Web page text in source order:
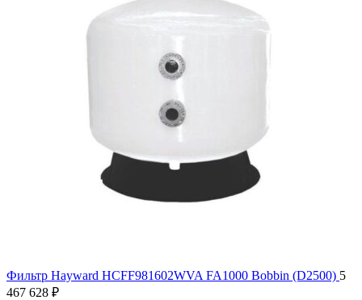
Фильтр Hayward HCFF981602WVA FA1000 Bobbin (D2500) 5
467 628 ₽